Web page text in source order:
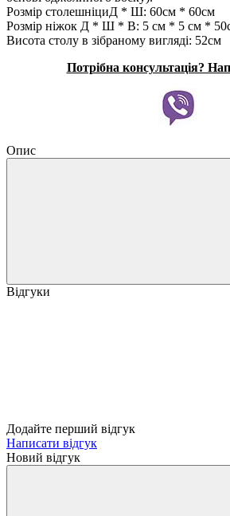
Розмір столешніциД * Ш: 60см * 60см
Розмір ніжок Д * Ш * В: 5 см * 5 см *
Висота столу в зібраному вигляді: 52см
Потрібна консультація?
Опис
Відгуки
Додайте перший відгук
Написати відгук
Новий відгук